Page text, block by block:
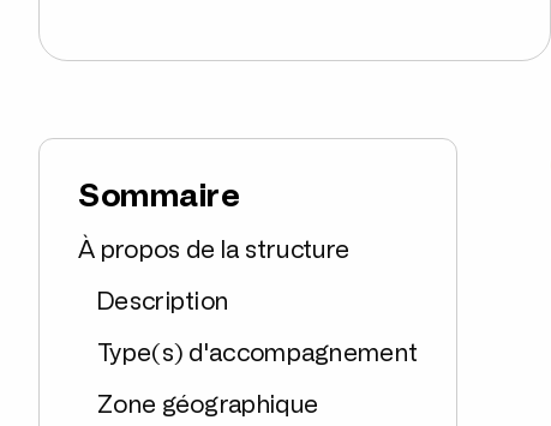
Sommaire
À propos de la structure
Description
Type(s) d'accompagnement
Zone géographique